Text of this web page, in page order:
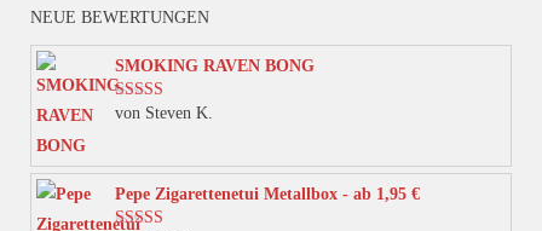
Varianten
können
NEUE BEWERTUNGEN
SMOKING RAVEN BONG
Bewertet mit
von Steven K.
Pepe Zigarettenetui Metallbox - ab 1,95 €